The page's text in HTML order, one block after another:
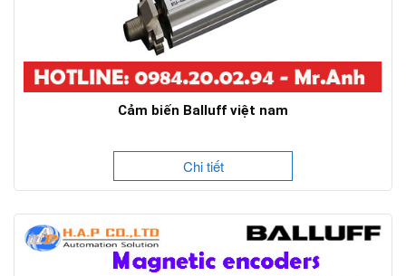
Cảm biến Balluff việt nam
Chi tiết